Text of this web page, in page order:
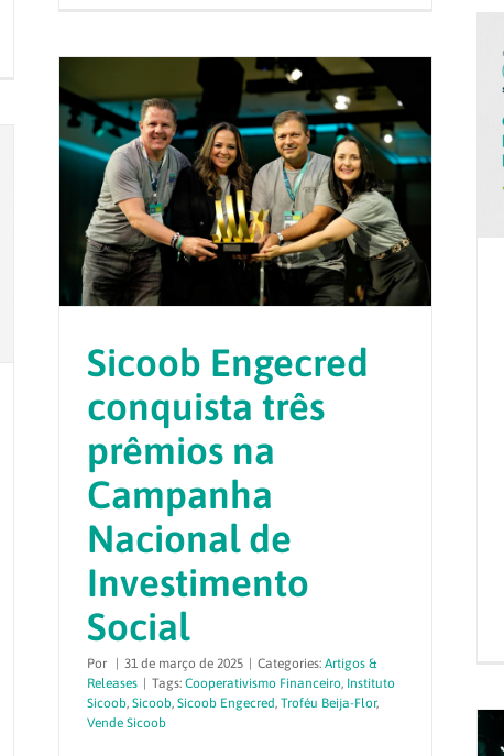
Sicoob Engecred
conquista três
prêmios na
Campanha
Nacional de
Investimento
Social
Por | 31 de março de 2025 | Categories: Artigos &
Releases | Tags: Cooperativismo Financeiro, Instituto
Sicoob, Sicoob, Sicoob Engecred, Troféu Beija-Flor,
Vende Sicoob